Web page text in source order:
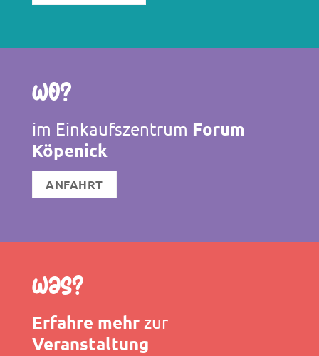
Wo?
im Einkaufszentrum Forum
Köpenick
ANFAHRT
Was?
Erfahre mehrzur
Veranstaltung